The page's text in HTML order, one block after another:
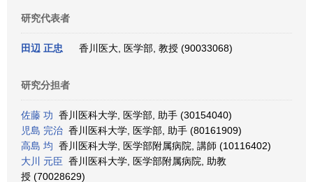
研究代表者
田辺 正忠 香川医大, 医学部, 教授 (90033068)
研究分担者
佐藤 功 香川医科大学, 医学部, 助手 (30154040)
児島 完治 香川医科大学, 医学部, 助手 (80161909)
高島 均 香川医科大学, 医学部附属病院, 講師 (10116402)
大川 元臣 香川医科大学, 医学部附属病院, 助教
授 (70028629)